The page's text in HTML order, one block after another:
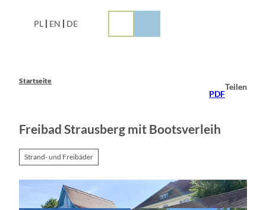
PL EN DE
Startseite
PDF
Teilen
Freibad Strausberg mit Bootsverleih
Strand- und Freibäder